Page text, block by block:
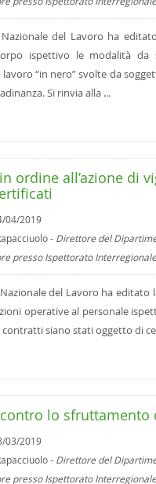
Nazionale del Lavoro ha
ispettivo le modalità da
“in nero” svolte da
Si rinvia alla ...
ordine all’azione di
04/2019
- Direttore del
presso Ispettorato
del Lavoro ha
operative al personale
contratti siano stati oggetto di
lo sfruttamento
03/2019
- Direttore del
presso Ispettorato